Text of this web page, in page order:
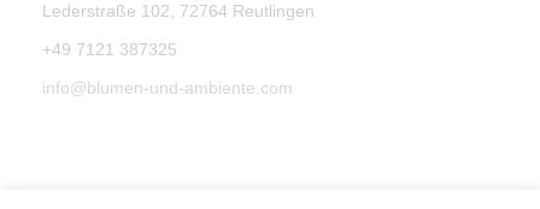
Lederstraße 102, 72764 Reutlingen
+49 7121 387325
info@blumen-und-ambiente.com